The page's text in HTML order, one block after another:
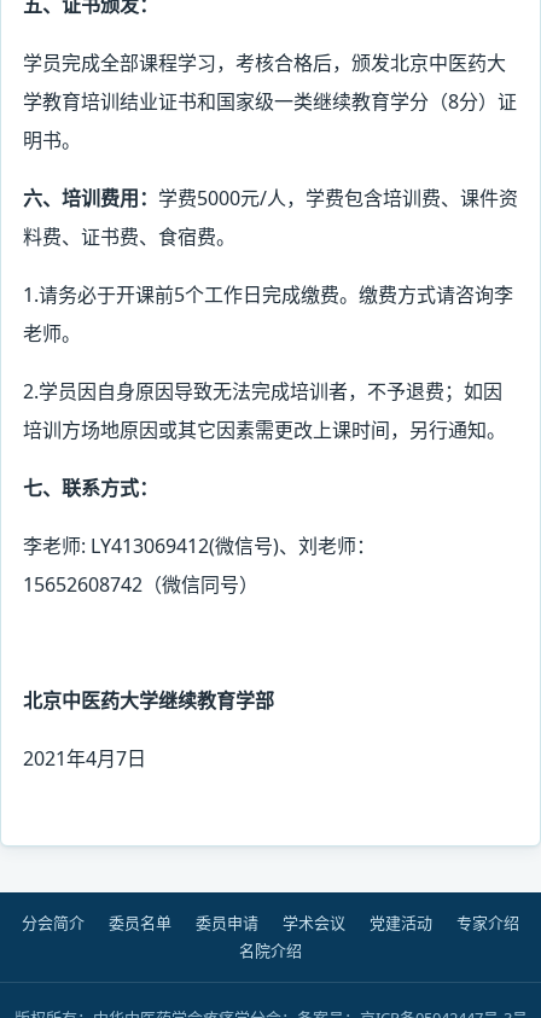
学员完成全部课程学习，考核合格后，颁发北京中医药大
学教育培训结业证书和国家级一类继续教育学分（8分）证
明书。
六、培训费用： 学费5000元/人，学费包含培训费、课件资
料费、证书费、食宿费。
1.请务必于开课前5个工作日完成缴费。缴费方式请咨询李
老师。
2.学员因自身原因导致无法完成培训者，不予退费；如因
培训方场地原因或其它因素需更改上课时间，另行通知。
七、联系方式：
李老师: LY413069412(微信号)、刘老师：
15652608742（微信同号）
北京中医药大学继续教育学部
2021年4月7日
分会简介 委员名单 委员申请 学术会议 党建活动
专家介绍
名院介绍